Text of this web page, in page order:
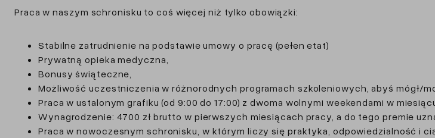
Praca w naszym schronisku to coś więcej niż tylko obowiązki:
Stabilne zatrudnienie na podstawie umowy o pracę (pełen etat)
Prywatną opieka medyczna,
Bonusy świąteczne,
Możliwość uczestniczenia w różnorodnych programach szkoleniowych, abyś mógł/
Praca w ustalonym grafiku (od 9:00 do 17:00) z dwoma wolnymi weekendami w
Wynagrodzenie: 4700 zł brutto w pierwszych miesiącach pracy, a do tego premie
Praca w nowoczesnym schronisku, w którym liczy się praktyka, odpowiedzialność i